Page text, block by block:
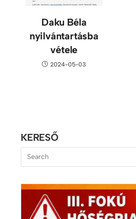
Daku Béla
nyilvántartásba
vétele
2024-05-03
KERESŐ